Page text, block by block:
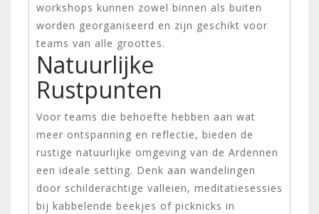
workshops kunnen zowel binnen als buiten
worden georganiseerd en zijn geschikt voor
teams van alle groottes.
Natuurlijke
Rustpunten
Voor teams die behoefte hebben aan wat
meer ontspanning en reflectie, bieden de
rustige natuurlijke omgeving van de Ardennen
een ideale setting. Denk aan wandelingen
door schilderachtige valleien, meditatiesessies
bij kabbelende beekjes of picknicks in